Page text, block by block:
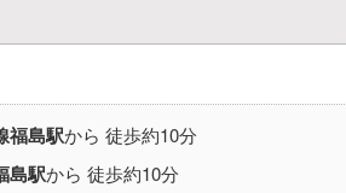
福島駅から 徒歩約10分
島駅から 徒歩約10分